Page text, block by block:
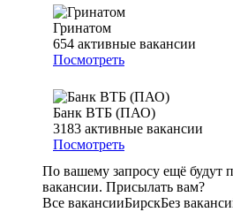
Гринатом
654 активные вакансии
Посмотреть
Банк ВТБ (ПАО)
3183 активные вакансии
Посмотреть
По вашему запросу ещё будут
вакансии. Присылать вам?
Все вакансииБирскБез